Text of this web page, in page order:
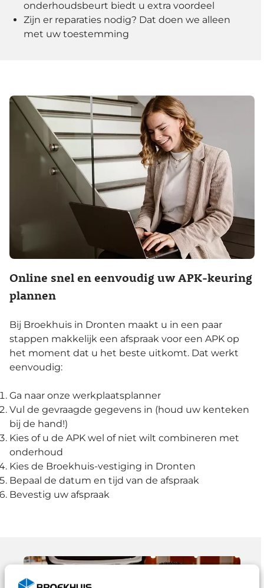
onderhoudsbeurt biedt u extra voordeel
Zijn er reparaties nodig? Dat doen we alleen
met uw toestemming
Online snel en eenvoudig uw APK-keuring
plannen
Bij Broekhuis in Dronten maakt u in een paar
stappen makkelijk een afspraak voor een APK op
het moment dat u het beste uitkomt. Dat werkt
eenvoudig:
Ga naar onze werkplaatsplanner
Vul de gevraagde gegevens in (houd uw kenteken
bij de hand!)
Kies of u de APK wel of niet wilt combineren met
onderhoud
Kies de Broekhuis-vestiging in Dronten
Bepaal de datum en tijd van de afspraak
Bevestig uw afspraak